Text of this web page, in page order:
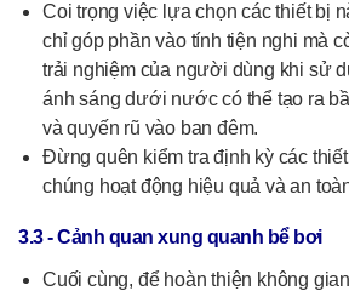
Coi trọng việc lựa chọn các thiết bị
chỉ góp phần vào tính tiện nghi mà
trải nghiệm của người dùng khi sử
ánh sáng dưới nước có thể tạo ra
và quyến rũ vào ban đêm.
Đừng quên kiểm tra định kỳ các
chúng hoạt động hiệu quả và an
3.3 - Cảnh quan xung quanh bể bơi
Cuối cùng, để hoàn thiện không